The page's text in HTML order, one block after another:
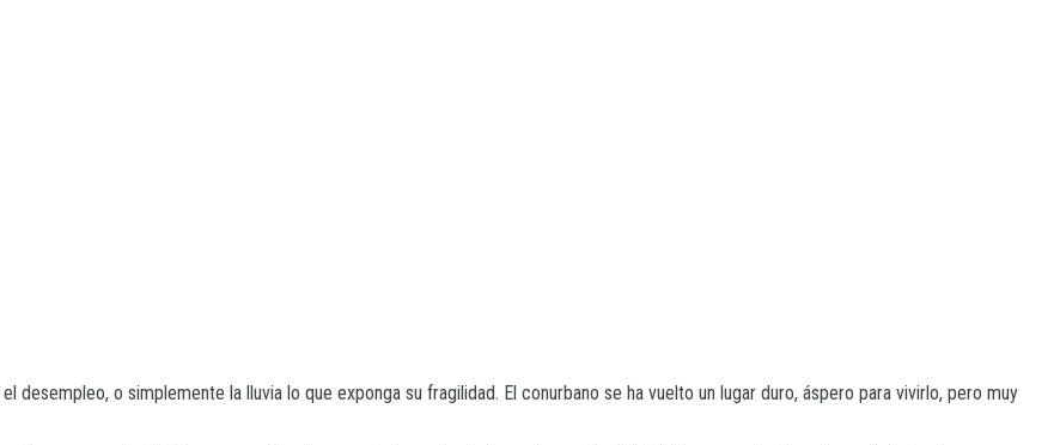
desempleo, o simplemente la lluvia lo que exponga su fragilidad. El conurbano se ha vuelto un lugar duro, áspero para vivirlo, pero muy